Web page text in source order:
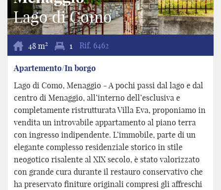
Lago di Como
48 m2 1 Rif. 6462
Apartemento/In borgo
Lago di Como, Menaggio - A pochi passi dal lago e dal
centro di Menaggio, all’interno dell’esclusiva e
completamente ristrutturata Villa Eva, proponiamo in
vendita un introvabile appartamento al piano terra
con ingresso indipendente. L’immobile, parte di un
elegante complesso residenziale storico in stile
neogotico risalente al XIX secolo, è stato valorizzato
con grande cura durante il restauro conservativo che
ha preservato finiture originali compresi gli affreschi